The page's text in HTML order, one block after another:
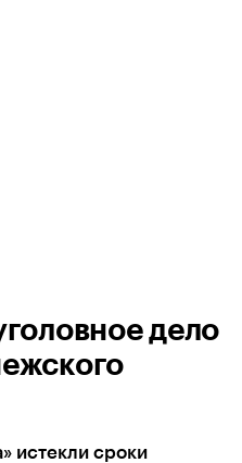
дело
истекли сроки